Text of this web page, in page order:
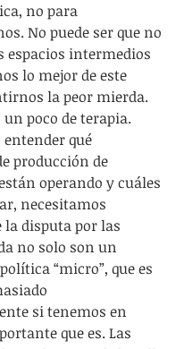
no para
No puede ser que no
espacios intermedios
lo mejor de este
la peor mierda.
poco de terapia.
qué
producción de
operando y cuáles
necesitamos
la disputa por las
no solo son un
“micro”, que es
si tenemos en
que es. Las